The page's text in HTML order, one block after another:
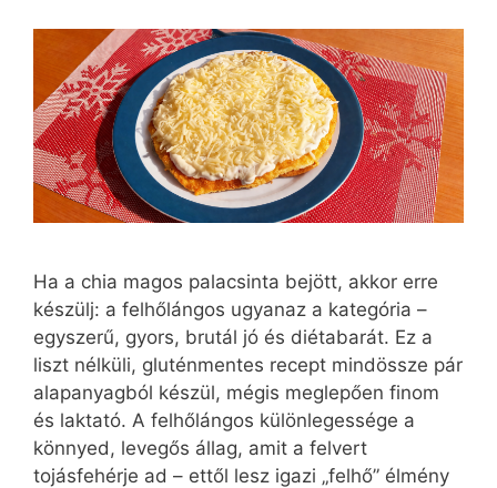
Ha a chia magos palacsinta bejött, akkor erre
készülj: a felhőlángos ugyanaz a kategória –
egyszerű, gyors, brutál jó és diétabarát. Ez a
liszt nélküli, gluténmentes recept mindössze pár
alapanyagból készül, mégis meglepően finom
és laktató. A felhőlángos különlegessége a
könnyed, levegős állag, amit a felvert
tojásfehérje ad – ettől lesz igazi „felhő” élmény